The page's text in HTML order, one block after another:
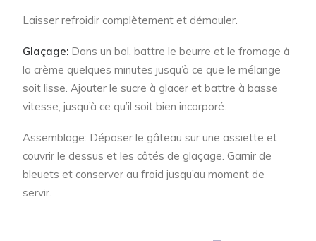
Laisser refroidir complètement et démouler.
Glaçage: Dans un bol, battre le beurre et le fromage à
la crème quelques minutes jusqu’à ce que le mélange
soit lisse. Ajouter le sucre à glacer et battre à basse
vitesse, jusqu’à ce qu’il soit bien incorporé.
Assemblage: Déposer le gâteau sur une assiette et
couvrir le dessus et les côtés de glaçage. Garnir de
bleuets et conserver au froid jusqu’au moment de
servir.